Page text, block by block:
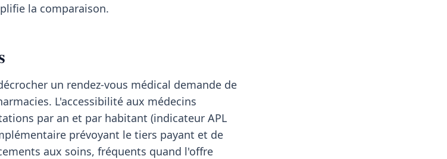
la comparaison.
un rendez-vous médical demande de
L'accessibilité aux médecins
par an et par habitant (indicateur APL
prévoyant le tiers payant et de
aux soins, fréquents quand l'offre